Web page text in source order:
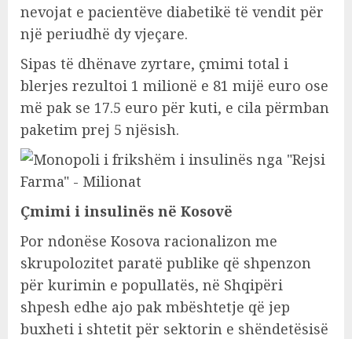
nevojat e pacientëve diabetikë të vendit për
një periudhë dy vjeçare.
Sipas të dhënave zyrtare, çmimi total i
blerjes rezultoi 1 milionë e 81 mijë euro ose
më pak se 17.5 euro për kuti, e cila përmban
paketim prej 5 njësish.
Çmimi i insulinës në Kosovë
Por ndonëse Kosova racionalizon me
skrupolozitet paratë publike që shpenzon
për kurimin e popullatës, në Shqipëri
shpesh edhe ajo pak mbështetje që jep
buxheti i shtetit për sektorin e shëndetësisë